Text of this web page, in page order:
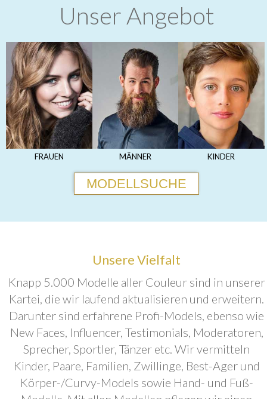
Unser Angebot
FRAUEN MÄNNER KINDER
MODELLSUCHE
Unsere Vielfalt
Knapp 5.000 Modelle aller Couleur sind in unserer
Kartei, die wir laufend aktualisieren und erweitern.
Darunter sind erfahrene Profi-Models, ebenso wie
New Faces, Influencer, Testimonials, Moderatoren,
Sprecher, Sportler, Tänzer etc. Wir vermitteln
Kinder, Paare, Familien, Zwillinge, Best-Ager und
Körper-/Curvy-Models sowie Hand- und Fuß-